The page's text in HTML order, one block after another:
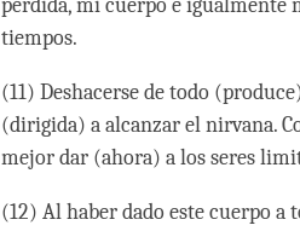
pérdida, mi cuerpo e igualmente
tiempos.
(11) Deshacerse de todo
(dirigida) a alcanzar el nirvana.
mejor dar (ahora) a los seres
(12) Al haber dado este cuerpo a